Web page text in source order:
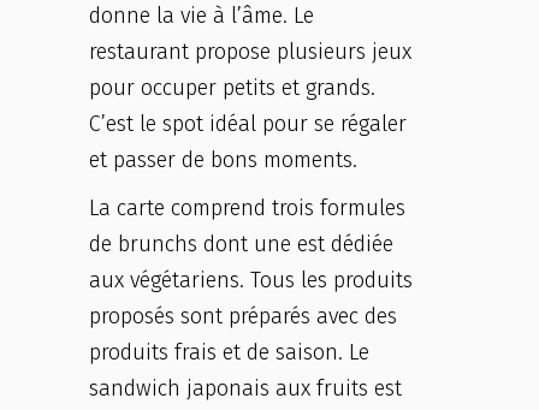
donne la vie à l’âme. Le
restaurant propose plusieurs jeux
pour occuper petits et grands.
C’est le spot idéal pour se régaler
et passer de bons moments.
La carte comprend trois formules
de brunchs dont une est dédiée
aux végétariens. Tous les produits
proposés sont préparés avec des
produits frais et de saison. Le
sandwich japonais aux fruits est